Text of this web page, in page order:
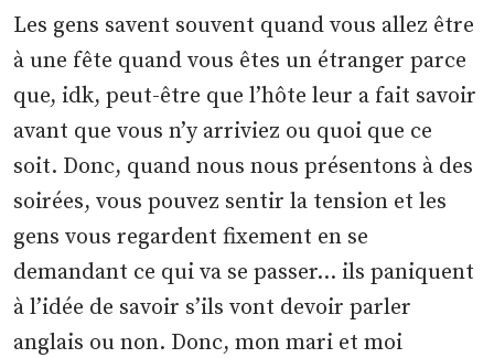
Les gens savent souvent quand vous allez être
à une fête quand vous êtes un étranger parce
que, idk, peut-être que l’hôte leur a fait savoir
avant que vous n’y arriviez ou quoi que ce
soit. Donc, quand nous nous présentons à des
soirées, vous pouvez sentir la tension et les
gens vous regardent fixement en se
demandant ce qui va se passer… ils paniquent
à l’idée de savoir s’ils vont devoir parler
anglais ou non. Donc, mon mari et moi